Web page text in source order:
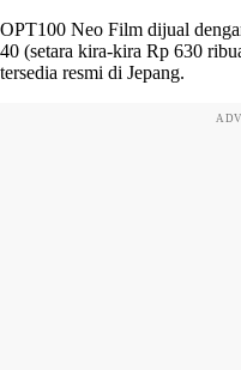
OPT100 Neo Film dijual
40 (setara kira-kira Rp 630
tersedia resmi di Jepang.